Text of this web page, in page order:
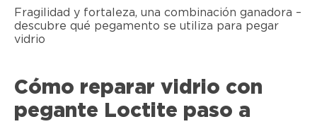
Fragilidad y fortaleza, una combinación ganadora –
descubre qué pegamento se utiliza para pegar
vidrio
Cómo reparar vidrio con
pegante Loctite paso a